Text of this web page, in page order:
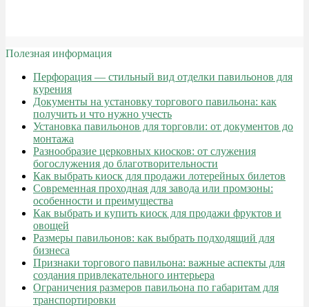
Полезная информация
Перфорация — стильный вид отделки павильонов для
курения
Документы на установку торгового павильона: как
получить и что нужно учесть
Установка павильонов для торговли: от документов до
монтажа
Разнообразие церковных киосков: от служения
богослужения до благотворительности
Как выбрать киоск для продажи лотерейных билетов
Современная проходная для завода или промзоны:
особенности и преимущества
Как выбрать и купить киоск для продажи фруктов и
овощей
Размеры павильонов: как выбрать подходящий для
бизнеса
Признаки торгового павильона: важные аспекты для
создания привлекательного интерьера
Ограничения размеров павильона по габаритам для
транспортировки